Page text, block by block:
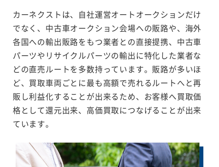
カーネクストは、自社運営オートオークションだけ
でなく、中古車オークション会場への販路や、海外
各国への輸出販路をもつ業者との直接提携、中古車
パーツやリサイクルパーツの輸出に特化した業者な
どの直売ルートを多数持っています。販路が多いほ
ど、買取車両ごとに最も高額で売れるルートへと再
販し利益化することが出来るため、お客様へ買取価
格として還元出来、高価買取につなげることが出来
ています。